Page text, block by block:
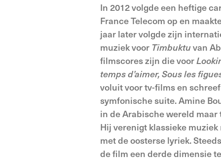
In 2012 volgde een heftige
France Telecom op en
jaar later volgde zijn
muziek voor Timbuktuvan
filmscores zijn die voor
temps d’aimer, Sous les
voluit voor tv-films en
symfonische suite. Amine
in de Arabische wereld
Hij verenigt klassieke
met de oosterse lyriek.
de film een derde dimensie